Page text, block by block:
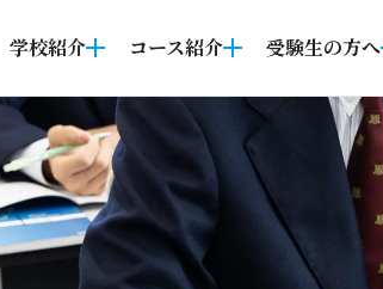
学校紹介 コース紹介 受験生の方へ